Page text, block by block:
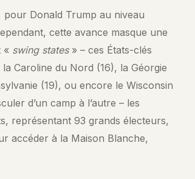
Donald Trump au niveau
cette avance masque une
« swing states» – ces États-clés
Caroline du Nord (16), la Géorgie
(19), ou encore le Wisconsin
d’un camp à l’autre – les
représentant 93 grands électeurs,
accéder à la Maison Blanche,